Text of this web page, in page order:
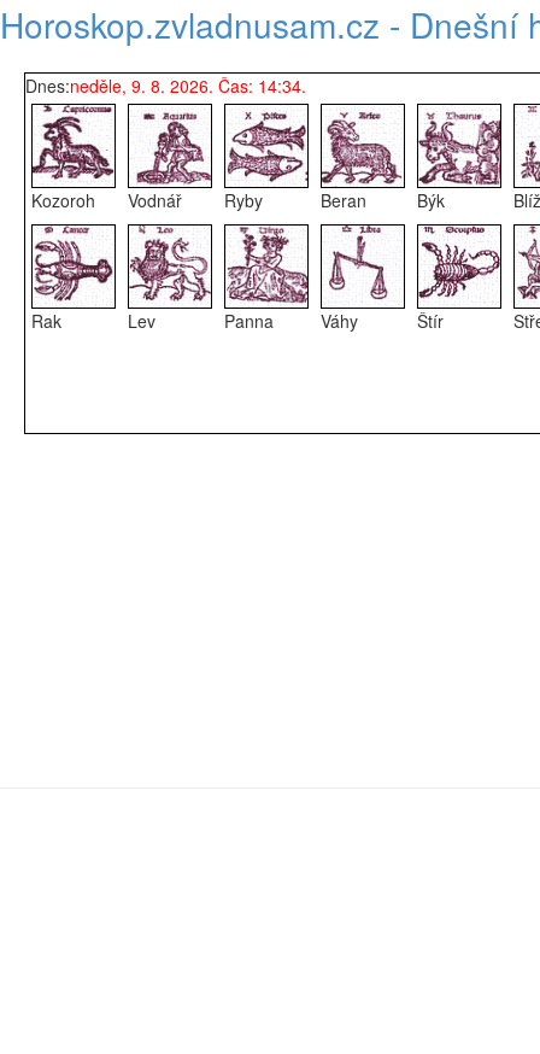
Horoskop.zvladnusam.cz - Dnešní
Dnes:neděle, 9. 8. 2026. Čas: 14:34.
Kozoroh Vodnář Ryby Beran Býk
Rak Lev Panna Váhy Štír